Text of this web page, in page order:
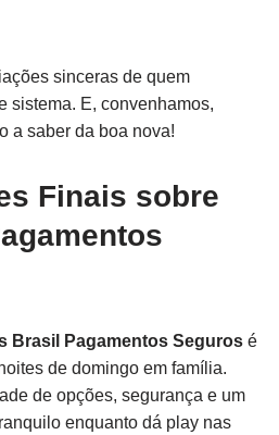
sinceras de quem
sistema. E, convenhamos,
a saber da boa nova!
Finais sobre
Brasil Pagamentos Seguros é
de domingo em família.
de opções, segurança e um
enquanto dá play nas